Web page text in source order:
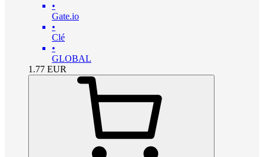
•
Gate.io
•
Clé
•
GLOBAL
1.77 EUR